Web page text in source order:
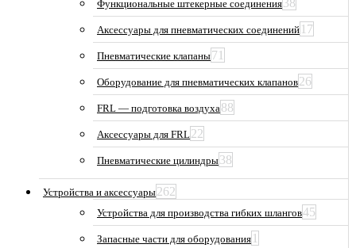
Функциональные штекерные соединения38
Аксессуары для пневматических соединений 17
Пневматические клапаны71
Оборудование для пневматических клапанов26
FRL — подготовка воздуха88
Аксессуары для FRL22
Пневматические цилиндры38
Устройства и аксессуары262
Устройства для производства гибких шлангов45
Запасные части для оборудования 1